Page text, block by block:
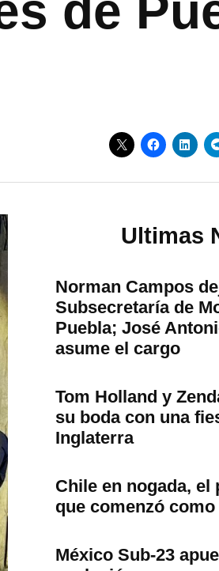
Ultimas
Norman Campos
Subsecretaría de
Puebla; José
asume el cargo
Tom Holland y
su boda con una
Inglaterra
Chile en nogada,
que comenzó
México Sub-23